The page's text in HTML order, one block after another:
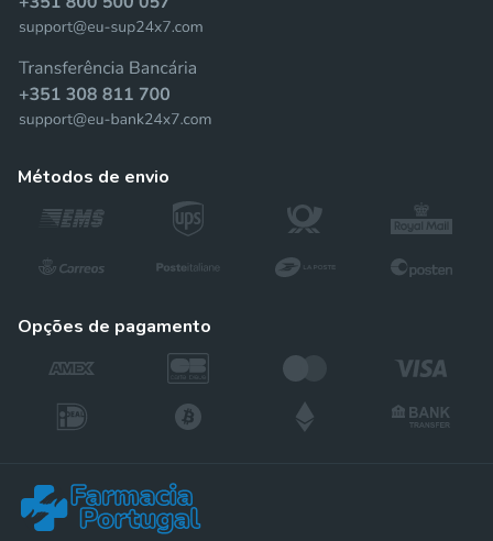
métodos de envio
opções de pagamento